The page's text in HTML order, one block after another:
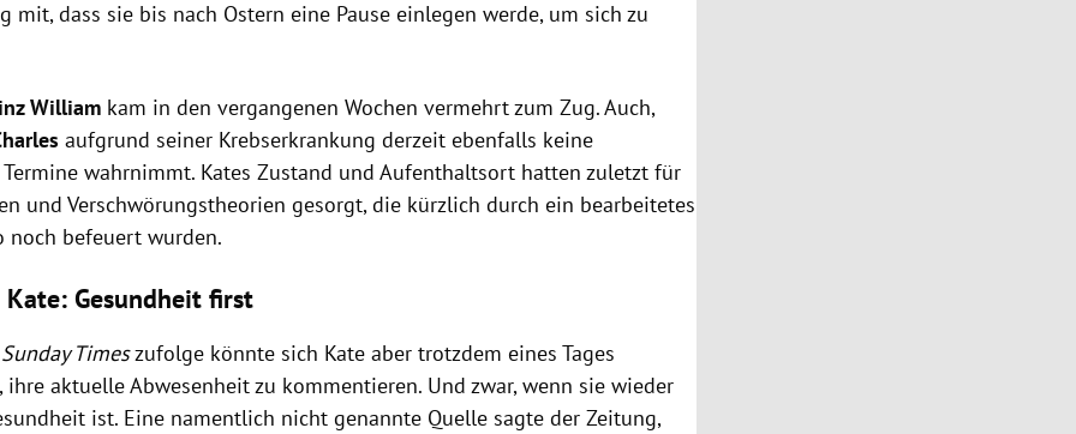
mit, dass sie bis nach Ostern eine Pause einlegen werde, um sich zu
William kam in den vergangenen Wochen vermehrt zum Zug. Auch,
aufgrund seiner Krebserkrankung derzeit ebenfalls keine
wahrnimmt. Kates Zustand und Aufenthaltsort hatten zuletzt für
und Verschwörungstheorien gesorgt, die kürzlich durch ein bearbeitetes
noch befeuert wurden.
Kate: Gesundheit first
Sunday Timeszufolge könnte sich Kate aber trotzdem eines Tages
ihre aktuelle Abwesenheit zu kommentieren. Und zwar, wenn sie wieder
ist. Eine namentlich nicht genannte Quelle sagte der Zeitung,